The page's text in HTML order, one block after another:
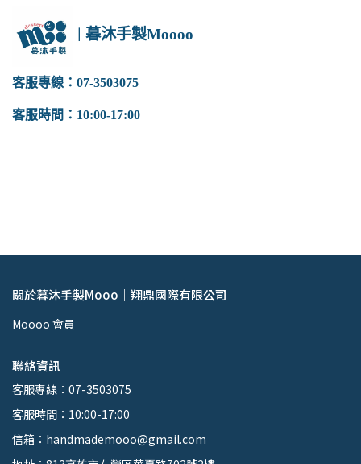
暮沐手製Moooo
客服專線：07-3503075
客服時間：10:00-17:00
關於暮沐手製Mooo｜翔鼎國際有限公司
Moooo 會員
聯絡資訊
客服專線：07-3503075
客服時間：10:00-17:00
信箱：handmademooo@gmail.com